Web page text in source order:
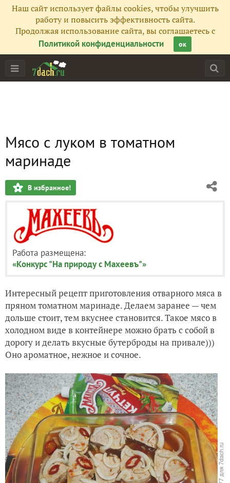
Наш сайт использует файлы cookies, чтобы улучшить
работу и повысить эффективность сайта.
Продолжая использование сайта, вы соглашаетесь с
Политикой конфиденциальности
ок
Мясо с луком в томатном
маринаде
В избранное!
Работа размещена:
«Конкурс "На природу с Махеевъ"»
Интересный рецепт приготовления отварного мяса в
пряном томатном маринаде. Делаем заранее — чем
дольше стоит, тем вкуснее становится. Такое мясо в
холодном виде в контейнере можно брать с собой в
дорогу и делать вкусные бутерброды на привале)))
Оно ароматное, нежное и сочное.